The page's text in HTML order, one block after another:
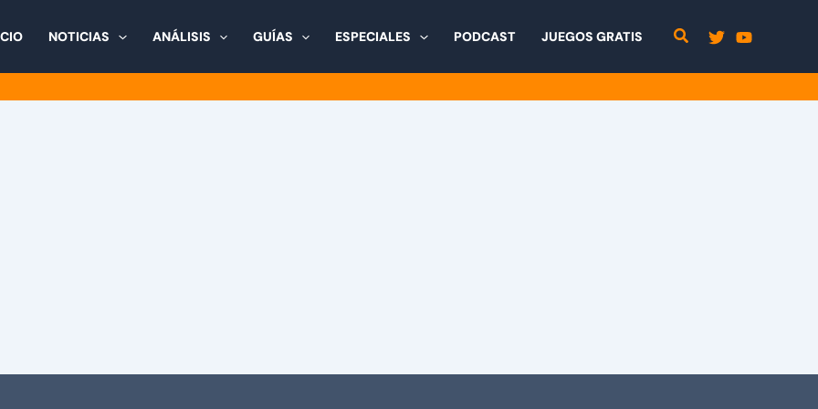
NOTICIAS ANÁLISIS GUÍAS ESPECIALES PODCAST JUEGOS GRATIS